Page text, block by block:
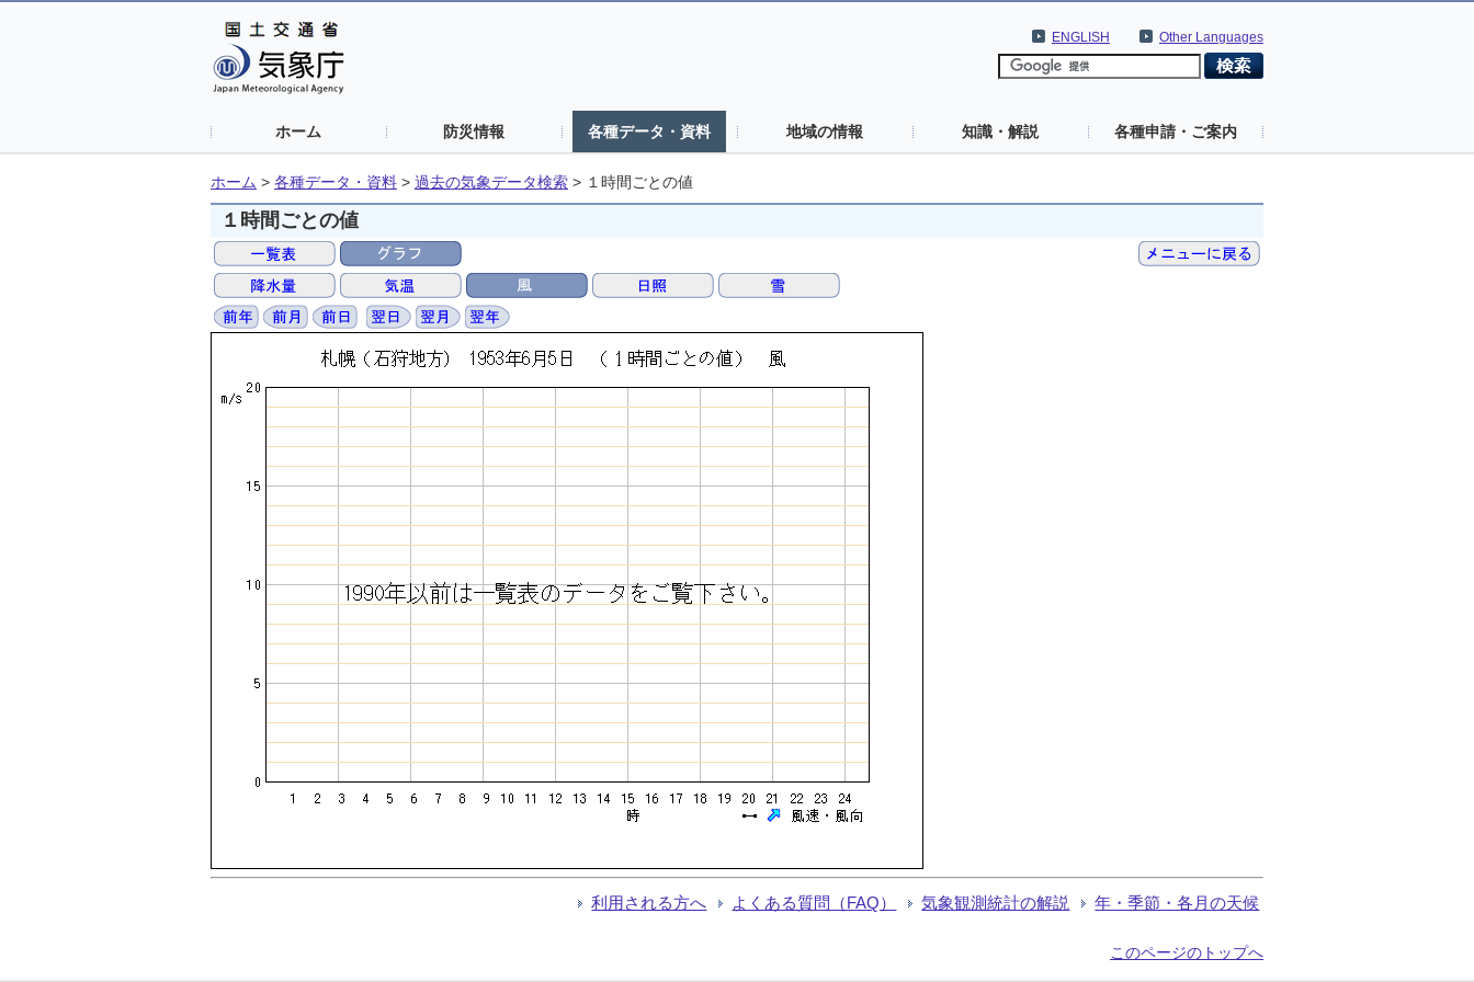
Other Languages
ENGLISH
ホーム 防災情報 各種データ・資料 地域の情報 知識・解説 各種申請・ご案内
ホーム > 各種データ・資料 > 過去の気象データ検索 > １時間ごとの値
１時間ごとの値
利用される方へ よくある質問（FAQ） 気象観測統計の解説 年・季節・各月の天候
このページのトップへ